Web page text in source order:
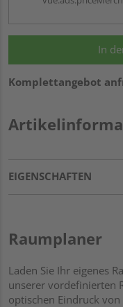
In
Komplettangebot
EIGENSCHAFTEN
Raumplaner
Laden Sie Ihr eigenes
unserer vordefinierten
optischen Eindruck